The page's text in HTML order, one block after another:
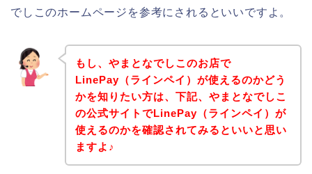
でしこのホームページを参考にされるといいですよ。
もし、やまとなでしこのお店で
LinePay（ラインペイ）が使えるのかどう
かを知りたい方は、下記、やまとなでしこ
の公式サイトでLinePay（ラインペイ）が
使えるのかを確認されてみるといいと思い
ますよ♪